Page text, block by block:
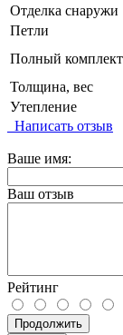
Отделка снаружи
Петли
Полный комплект
Толщина, вес
Утепление
Написать отзыв
Ваше имя:
Ваш отзыв
Рейтинг
Продолжить